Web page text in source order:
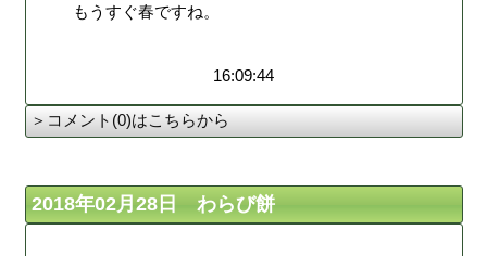
もうすぐ春ですね。
16:09:44
＞コメント(0)はこちらから
2018年02月28日 わらび餅